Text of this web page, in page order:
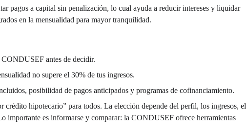
pagos a capital sin penalización, lo cual ayuda a reducir intereses y liquidar
en la mensualidad para mayor tranquilidad.
CONDUSEF antes de decidir.
no supere el 30% de tus ingresos.
posibilidad de pagos anticipados y programas de cofinanciamiento.
crédito hipotecario” para todos. La elección depende del perfil, los ingresos, el
importante es informarse y comparar: la CONDUSEF ofrece herramientas